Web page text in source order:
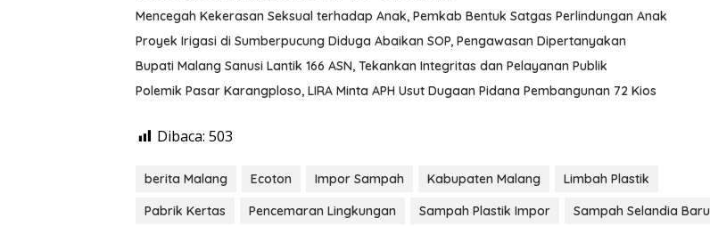
Mencegah Kekerasan Seksual terhadap Anak, Pemkab Bentuk Satgas Perlindungan Anak
Proyek Irigasi di Sumberpucung Diduga Abaikan SOP, Pengawasan Dipertanyakan
Bupati Malang Sanusi Lantik 166 ASN, Tekankan Integritas dan Pelayanan Publik
Polemik Pasar Karangploso, LIRA Minta APH Usut Dugaan Pidana Pembangunan 72 Kios
Dibaca: 503
berita Malang Ecoton Impor Sampah Kabupaten Malang
Limbah Plastik
Pabrik Kertas
Pencemaran Lingkungan Sampah Plastik Impor
Sampah Selandia Baru